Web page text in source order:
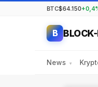
BTC$64.150
B
News ▾